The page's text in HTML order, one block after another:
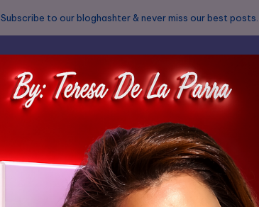
Subscribe to our bloghashter & never miss our best posts.